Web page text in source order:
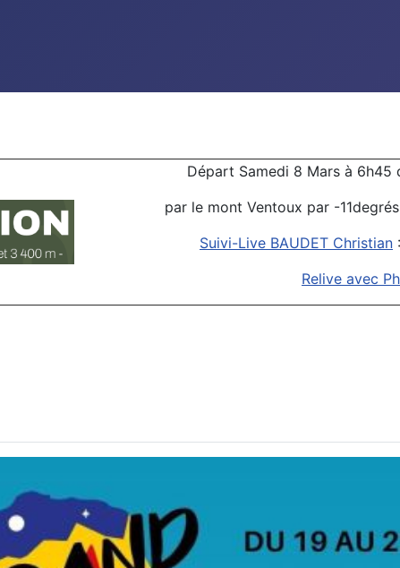
Départ Samedi 8 Mars à 6h45
par le mont Ventoux par -
Suivi-Live BAUDET Christian
Relive avec